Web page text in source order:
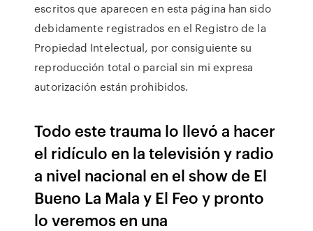
escritos que aparecen en esta página han sido
debidamente registrados en el Registro de la
Propiedad Intelectual, por consiguiente su
reproducción total o parcial sin mi expresa
autorización están prohibidos.
Todo este trauma lo llevó a hacer
el ridículo en la televisión y radio
a nivel nacional en el show de El
Bueno La Mala y El Feo y pronto
lo veremos en una